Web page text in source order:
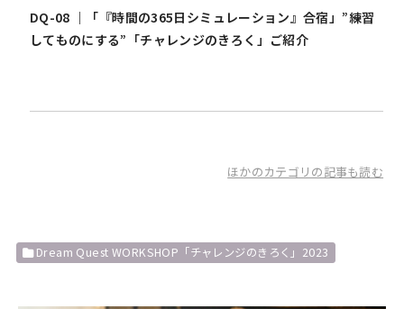
DQ-08 ｜「『時間の365日シミュレーション』合宿」”練習
してものにする”「チャレンジのきろく」ご紹介
ほかのカテゴリの記事も読む
Dream Quest WORKSHOP「チャレンジのきろく」2023